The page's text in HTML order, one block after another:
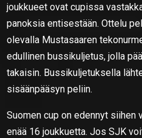
joukkueet ovat cupissa
panoksia entisestään. Ottelu
olevalla Mustasaaren
edullinen bussikuljetus, jolla
takaisin. Bussikuljetuksella
sisäänpääsyn peliin.
Suomen cup on edennyt siihen
enää 16 joukkuetta. Jos SJK